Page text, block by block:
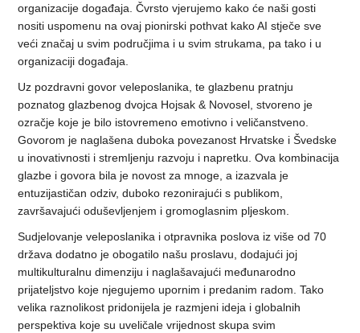
organizacije događaja. Čvrsto vjerujemo kako će naši gosti
nositi uspomenu na ovaj pionirski pothvat kako AI stječe sve
veći značaj u svim područjima i u svim strukama, pa tako i u
organizaciji događaja.
Uz pozdravni govor veleposlanika, te glazbenu pratnju
poznatog glazbenog dvojca Hojsak & Novosel, stvoreno je
ozračje koje je bilo istovremeno emotivno i veličanstveno.
Govorom je naglašena duboka povezanost Hrvatske i Švedske
u inovativnosti i stremljenju razvoju i napretku. Ova kombinacija
glazbe i govora bila je novost za mnoge, a izazvala je
entuzijastičan odziv, duboko rezonirajući s publikom,
završavajući oduševljenjem i gromoglasnim pljeskom.
Sudjelovanje veleposlanika i otpravnika poslova iz više od 70
država dodatno je obogatilo našu proslavu, dodajući joj
multikulturalnu dimenziju i naglašavajući međunarodno
prijateljstvo koje njegujemo upornim i predanim radom. Tako
velika raznolikost pridonijela je razmjeni ideja i globalnih
perspektiva koje su uveličale vrijednost skupa svim